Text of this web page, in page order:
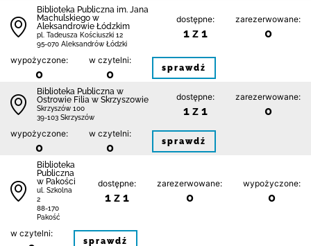
Biblioteka Publiczna im. Jana
Machulskiego w
Aleksandrowie Łódzkim
pl. Tadeusza Kościuszki 12
95-070 Aleksandrów Łódzki
dostępne:
1 z 1
zarezerwowane:
0
wypożyczone:
0
w czytelni:
0 sprawdź
Biblioteka Publiczna w
Ostrowie Filia w Skrzyszowie
Skrzyszów 100
39-103 Skrzyszów
dostępne:
1 z 1
zarezerwowane:
0
wypożyczone:
0
w czytelni:
0 sprawdź
Biblioteka
Publiczna
w Pakości
ul. Szkolna
2
88-170
Pakość
dostępne:
1 z 1
zarezerwowane:
0
wypożyczone:
0
w czytelni:
sprawdź